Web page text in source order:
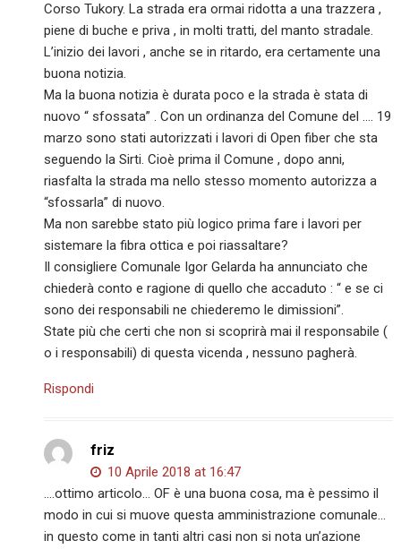
Corso Tukory. La strada era ormai ridotta a una trazzera ,
piene di buche e priva , in molti tratti, del manto stradale.
L’inizio dei lavori , anche se in ritardo, era certamente una
buona notizia.
Ma la buona notizia è durata poco e la strada è stata di
nuovo “ sfossata” . Con un ordinanza del Comune del …. 19
marzo sono stati autorizzati i lavori di Open fiber che sta
seguendo la Sirti. Cioè prima il Comune , dopo anni,
riasfalta la strada ma nello stesso momento autorizza a
“sfossarla” di nuovo.
Ma non sarebbe stato più logico prima fare i lavori per
sistemare la fibra ottica e poi riassaltare?
Il consigliere Comunale Igor Gelarda ha annunciato che
chiederà conto e ragione di quello che accaduto : “ e se ci
sono dei responsabili ne chiederemo le dimissioni”.
State più che certi che non si scoprirà mai il responsabile (
o i responsabili) di questa vicenda , nessuno pagherà.
Rispondi
friz
10 Aprile 2018 at 16:47
….ottimo articolo… OF è una buona cosa, ma è pessimo il
modo in cui si muove questa amministrazione comunale…
in questo come in tanti altri casi non si nota un’azione